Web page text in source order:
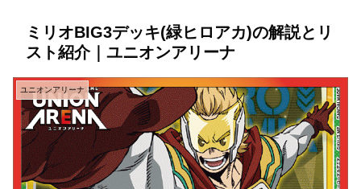
ミリオBIG3デッキ(緑ヒロアカ)の解説とリ
スト紹介｜ユニオンアリーナ
ユニオンアリーナ